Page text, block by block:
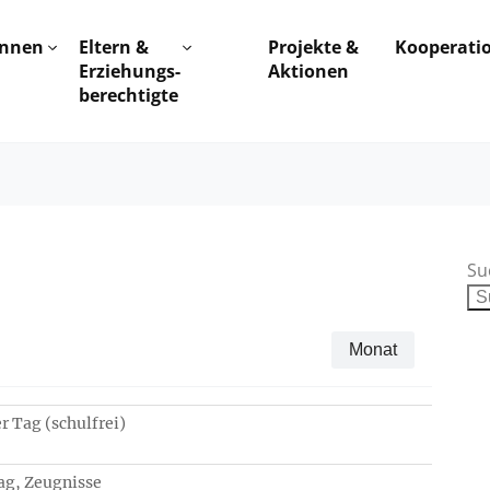
Eltern &
Erziehungs-
berechtigte
Projekte &
Aktionen
Monat
Tag (schulfrei)
Zeugnisse